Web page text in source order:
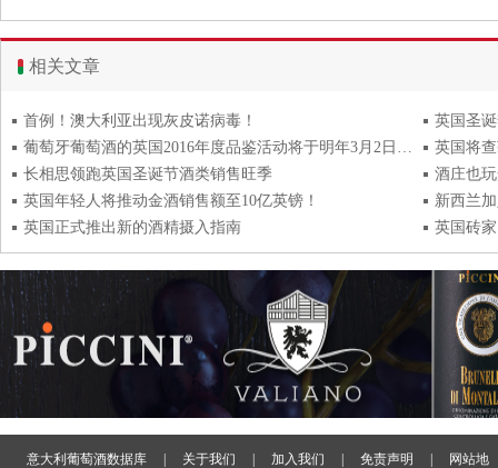
相关文章
首例！澳大利亚出现灰皮诺病毒！
英国圣
葡萄牙葡萄酒的英国2016年度品鉴活动将于明年3月2日举行
英国将
长相思领跑英国圣诞节酒类销售旺季
酒庄也
英国年轻人将推动金酒销售额至10亿英镑！
新西兰
英国正式推出新的酒精摄入指南
英国砖
意大利葡萄酒数据库 关于我们 加入我们 免责声明 网站地